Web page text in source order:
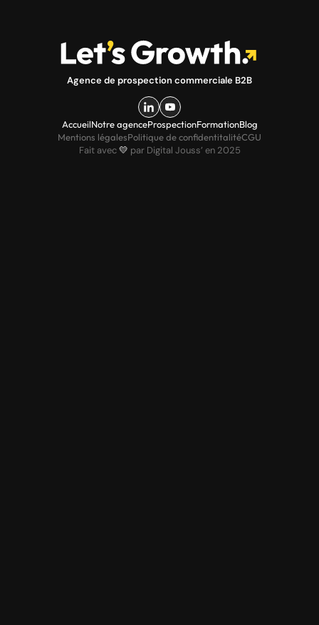
Agence de prospection commerciale B2B
AccueilNotre agenceProspectionFormationBlog
Mentions légalesPolitique de confidentitalitéCGU
Fait avec💛 par Digital Jouss’ en 2025